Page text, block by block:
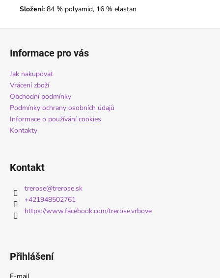
Složení: 84 % polyamid, 16 % elastan
Informace pro vás
Jak nakupovat
Vrácení zboží
Obchodní podmínky
Podmínky ochrany osobních údajů
Informace o používání cookies
Kontakty
Kontakt
trerose@trerose.sk
+421948502761
https://www.facebook.com/trerose.vrbove
Přihlášení
E-mail